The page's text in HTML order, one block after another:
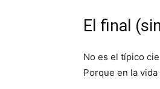
El final
No es el típico
Porque en la